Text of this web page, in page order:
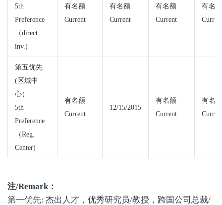
5th
Preference
（direct
inv.)
有名额
Current
有名额
Current
有名额
Current
有名额
第五优先
(区域中
心）
5th
Preference
（Reg.
Center)
有名额
Current
12/15/2015
有名额
Current
有名额
注/Remark：
第一优先: 杰出人才，优秀研究员/教授，跨国公司总裁/